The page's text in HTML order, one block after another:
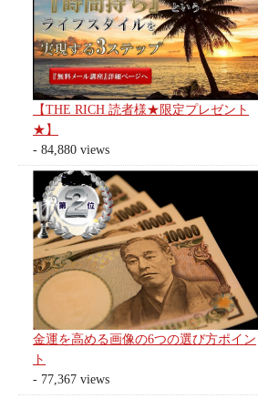
【THE RICH 読者様★限定プレゼント
★】
- 84,880 views
金運を高める画像の6つの選び方ポイン
ト
- 77,367 views